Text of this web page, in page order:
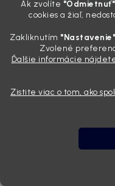
Ak zvolíte "Odmietnuť"
cookies a žiaľ,
Zakliknutím "Nastavenie"
Zvolené
Ďalšie informácie
Zistite viac o tom, ako
Copyright 2026